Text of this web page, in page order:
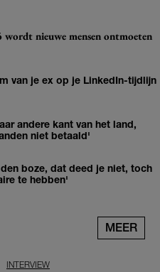
wordt nieuwe mensen ontmoeten
van je ex op je LinkedIn-tijdlijn
andere kant van het land,
niet betaald'
boze, dat deed je niet, toch
te hebben'
MEER
INTERVIEW